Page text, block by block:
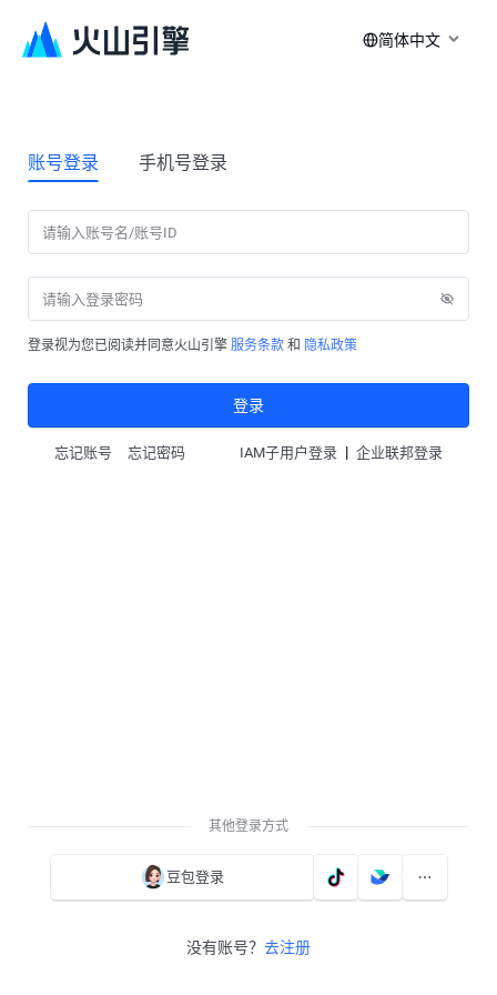
简体中文
账号登录 手机号登录
登录视为您已阅读并同意火山引擎 服务条款 和 隐私政策
登录
忘记账号 忘记密码 IAM子用户登录 | 企业联邦登录
其他登录方式
豆包登录
没有账号？ 去注册